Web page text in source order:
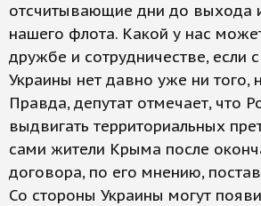
отсчитывающие дни до выхода
нашего флота. Какой у нас
дружбе и сотрудничестве, если
Украины нет давно уже ни того,
Правда, депутат отмечает, что
выдвигать территориальных
сами жители Крыма после
договора, по его мнению,
Со стороны Украины могут